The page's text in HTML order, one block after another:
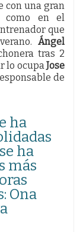
con una gran
como en el
que
Ángel
tras 2
lo ocupa Jose
de
ha
ha
más
Ona